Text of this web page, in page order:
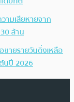
ามเสียหายจาก
ล้าน
ขายรายวันดิ่งเหลือ
นปี 2026